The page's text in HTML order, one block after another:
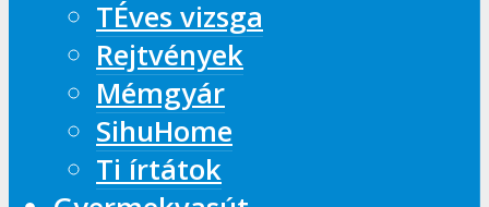
TÉves vizsga
Rejtvények
Mémgyár
SihuHome
Ti írtátok